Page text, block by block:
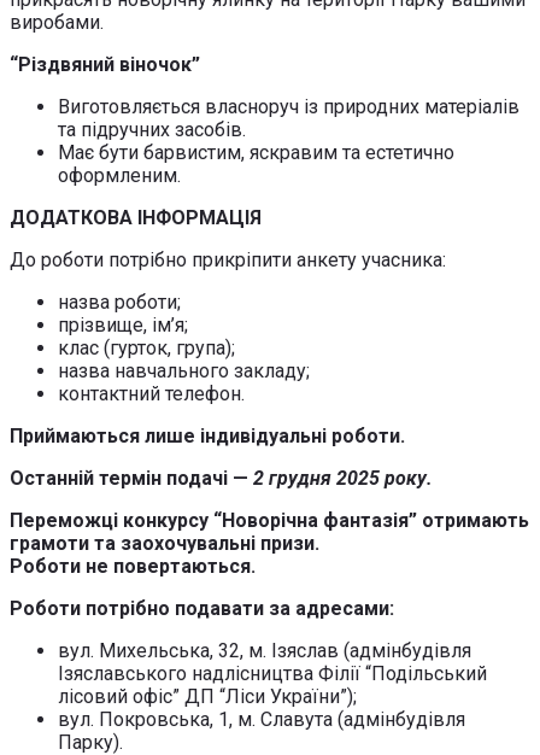
виробами.
“Різдвяний віночок”
Виготовляється власноруч із природних матеріалів
та підручних засобів.
Має бути барвистим, яскравим та естетично
оформленим.
ДОДАТКОВА ІНФОРМАЦІЯ
До роботи потрібно прикріпити анкету учасника:
назва роботи;
прізвище, ім’я;
клас (гурток, група);
назва навчального закладу;
контактний телефон.
Приймаються лише індивідуальні роботи.
Останній термін подачі — 2 грудня 2025 року.
Переможці конкурсу “Новорічна фантазія” отримають
грамоти та заохочувальні призи.
Роботи не повертаються.
Роботи потрібно подавати за адресами:
вул. Михельська, 32, м. Ізяслав (адмінбудівля
Ізяславського надлісництва Філії “Подільський
лісовий офіс” ДП “Ліси України”);
вул. Покровська, 1, м. Славута (адмінбудівля
Парку).